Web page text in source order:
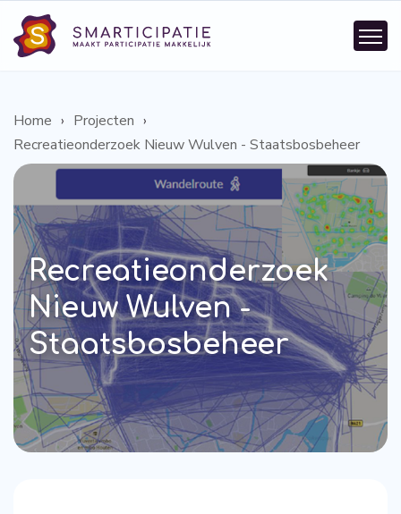
Home
Projecten
Recreatieonderzoek Nieuw Wulven - Staatsbosbeheer
Recreatieonderzoek
Nieuw Wulven -
Staatsbosbeheer